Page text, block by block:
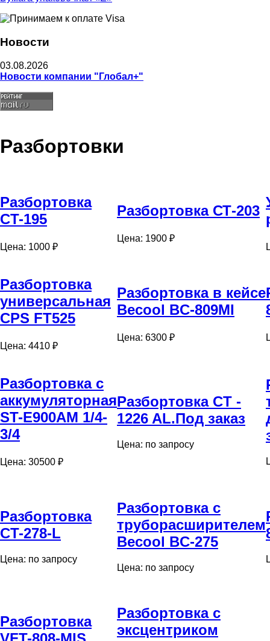
Новости
03.08.2026
Новости компании "Глобал+"
Разбортовки
Разбортовка
CT-195
Цена: 1000 ₽
Разбортовка СТ-203
Цена: 1900 ₽
Разбортовка
универсальная
CPS FT525
Цена: 4410 ₽
Разбортовка в кейсе
Becool BC-809MI
Цена: 6300 ₽
Разбортовка с
аккумуляторная
ST-Е900АМ 1/4-
3/4
Цена: 30500 ₽
Разбортовка CT -
1226 AL.Под заказ
Цена: по запросу
Разбортовка
СT-278-L
Цена: по запросу
Разбортовка с
труборасширителем
Becool BC-275
Цена: по запросу
Разбортовка
Разбортовка с
эксцентриком